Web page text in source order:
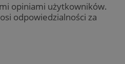
opiniami użytkowników.
odpowiedzialności za